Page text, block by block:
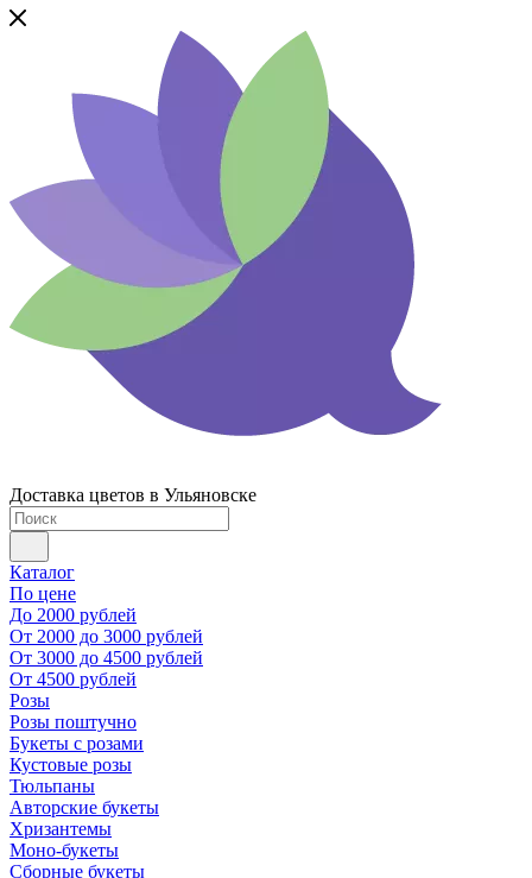
Доставка цветов в Ульяновске
Каталог
По цене
До 2000 рублей
От 2000 до 3000 рублей
От 3000 до 4500 рублей
От 4500 рублей
Розы
Розы поштучно
Букеты с розами
Кустовые розы
Тюльпаны
Авторские букеты
Хризантемы
Моно-букеты
Сборные букеты